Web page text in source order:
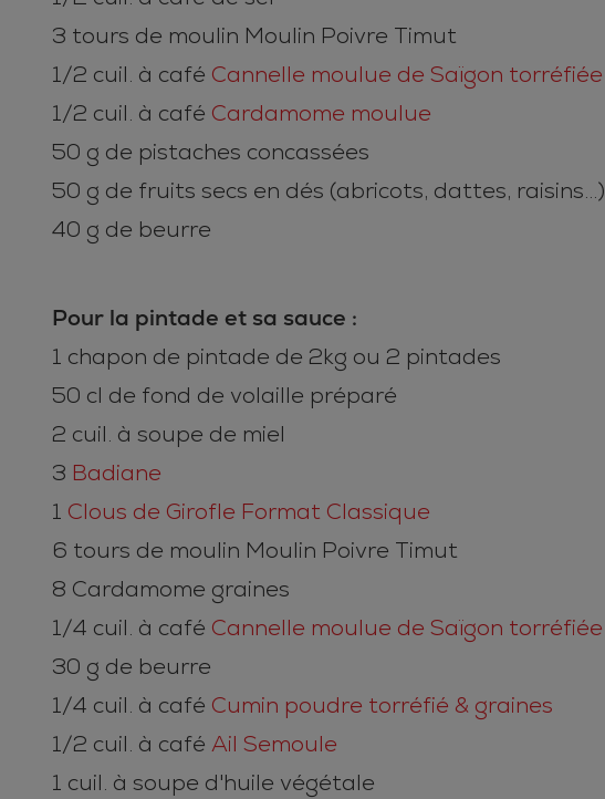
3 tours de moulin Moulin Poivre Timut
1/2 cuil. à café Cannelle moulue de Saïgon torréfiée
1/2 cuil. à café Cardamome moulue
50 g de pistaches concassées
50 g de fruits secs en dés (abricots, dattes, raisins...)
40 g de beurre
Pour la pintade et sa sauce :
1 chapon de pintade de 2kg ou 2 pintades
50 cl de fond de volaille préparé
2 cuil. à soupe de miel
3 Badiane
1 Clous de Girofle Format Classique
6 tours de moulin Moulin Poivre Timut
8 Cardamome graines
1/4 cuil. à café Cannelle moulue de Saïgon torréfiée
30 g de beurre
1/4 cuil. à café Cumin poudre torréfié & graines
1/2 cuil. à café Ail Semoule
1 cuil. à soupe d'huile végétale